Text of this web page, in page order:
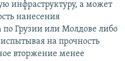
инфраструктуру, а может
нанесения
по Грузии или Молдове либо
на прочность
вторжение менее